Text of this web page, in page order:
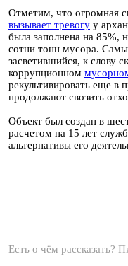
Отметим, что огромная
вызывает тревогу у
была заполнена на 85%,
сотни тонн мусора.
засветившийся, к слову
коррупционном
рекультивировать еще в
продолжают свозить
Объект был создан в
расчетом на 15 лет
альтернативы его
Есть о чём рассказать?